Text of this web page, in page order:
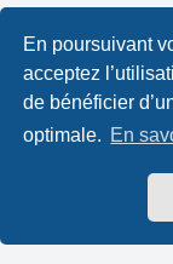
En poursuivant
acceptez
de bénéficier
optimale. En